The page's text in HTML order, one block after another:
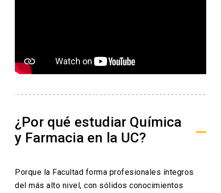
¿Por qué estudiar Química
y Farmacia en la UC?
Porque la Facultad forma profesionales íntegros
del más alto nivel, con sólidos conocimientos